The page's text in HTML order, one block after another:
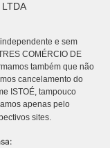
e sem
COMÉRCIO DE
também que não
cancelamento do
ISTOÉ, tampouco
apenas pelo
sites.